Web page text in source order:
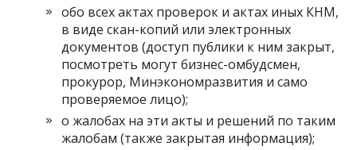
обо всех актах проверок и актах иных КНМ,
в виде скан-копий или электронных
документов (доступ публики к ним закрыт,
посмотреть могут бизнес-омбудсмен,
прокурор, Минэкономразвития и само
проверяемое лицо);
о жалобах на эти акты и решений по таким
жалобам (также закрытая информация);